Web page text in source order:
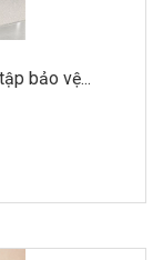
bảo vệ...